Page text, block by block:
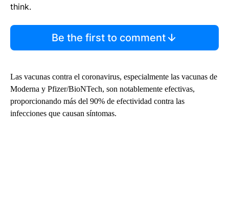
think.
Be the first to comment
Las vacunas contra el coronavirus, especialmente las vacunas de
Moderna y Pfizer/BioNTech, son notablemente efectivas,
proporcionando más del 90% de efectividad contra las
infecciones que causan síntomas.